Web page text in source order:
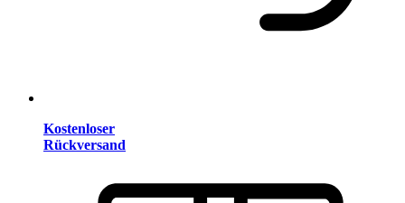
Kostenloser
Rückversand